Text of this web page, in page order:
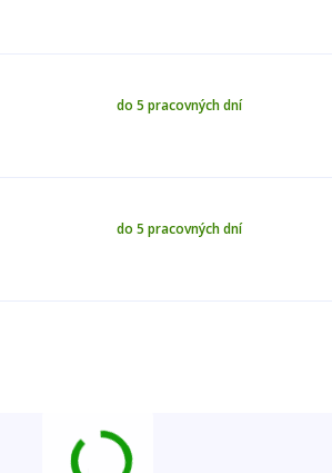
do 5 pracovných dní
do 5 pracovných dní